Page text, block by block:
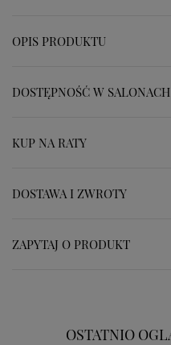
OPIS PRODUKTU
DOSTĘPNOŚĆ W SALONACH
KUP NA RATY
DOSTAWA I ZWROTY
ZAPYTAJ O PRODUKT
OSTATNIO